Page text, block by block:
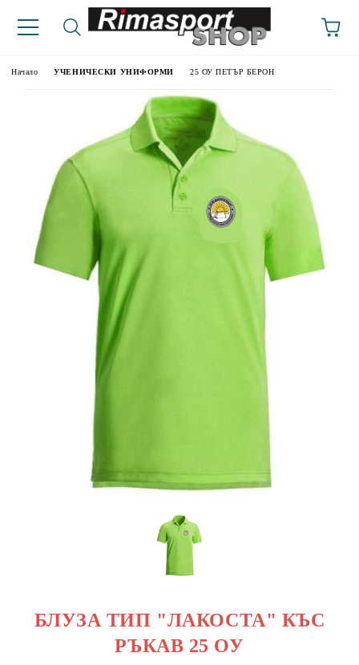
Начало УЧЕНИЧЕСКИ УНИФОРМИ 25 ОУ ПЕТЪР БЕРОН
БЛУЗА ТИП "ЛАКОСТА" КЪС
РЪКАВ 25 ОУ